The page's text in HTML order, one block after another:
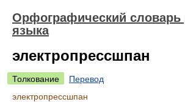
Орфографический словарь
языка
электропрессшпан
Толкование
Перевод
электропрессшпан